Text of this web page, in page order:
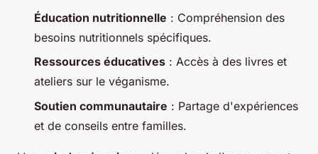
Éducation nutritionnelle : Compréhension des
besoins nutritionnels spécifiques.
Ressources éducatives : Accès à des livres et
ateliers sur le véganisme.
Soutien communautaire : Partage d'expériences
et de conseils entre familles.